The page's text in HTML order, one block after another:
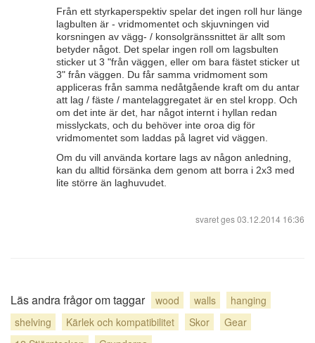
Från ett styrkaperspektiv spelar det ingen roll hur länge
lagbulten är - vridmomentet och skjuvningen vid
korsningen av vägg- / konsolgränssnittet är allt som
betyder något. Det spelar ingen roll om lagsbulten
sticker ut 3 "från väggen, eller om bara fästet sticker ut
3" från väggen. Du får samma vridmoment som
appliceras från samma nedåtgående kraft om du antar
att lag / fäste / mantelaggregatet är en stel kropp. Och
om det inte är det, har något internt i hyllan redan
misslyckats, och du behöver inte oroa dig för
vridmomentet som laddas på lagret vid väggen.
Om du vill använda kortare lags av någon anledning,
kan du alltid försänka dem genom att borra i 2x3 med
lite större än laghuvudet.
svaret ges03.12.2014 16:36
Läs andra frågor om taggar wood walls
hanging
shelving
Kärlek och kompatibilitet Skor
Gear